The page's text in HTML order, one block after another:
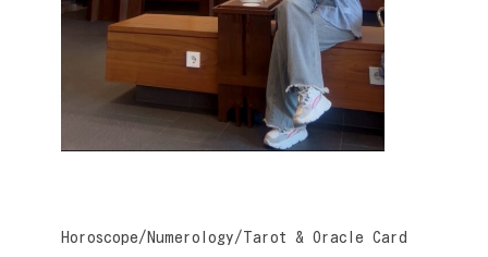
Horoscope/Numerology/Tarot & Oracle Card